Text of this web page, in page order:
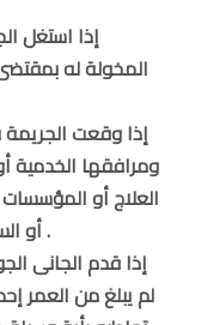
المخولة له
ومرافقها الخدمية
العلاج أو
أو السجون أو بالجوار المباشر لهذه الأماكن .
لم يبلغ من العمر